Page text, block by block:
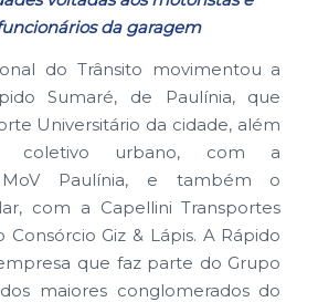
da garagem
do Trânsito movimentou a
Sumaré, de Paulínia, que
Universitário da cidade, além
coletivo urbano, com a
MoV Paulínia, e também o
com a Capellini Transportes
Giz & Lápis. A Rápido
que faz parte do Grupo
maiores conglomerados do